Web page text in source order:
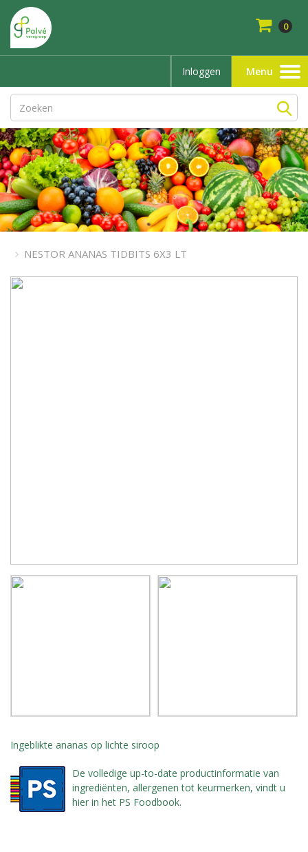
0
Inloggen
Toggle
navigation
Menu
NESTOR ANANAS TIDBITS 6X3 LT
Ingeblikte ananas op lichte siroop
De volledige up-to-date productinformatie van
ingrediënten, allergenen tot keurmerken, vindt u
hier in het PS Foodbook.